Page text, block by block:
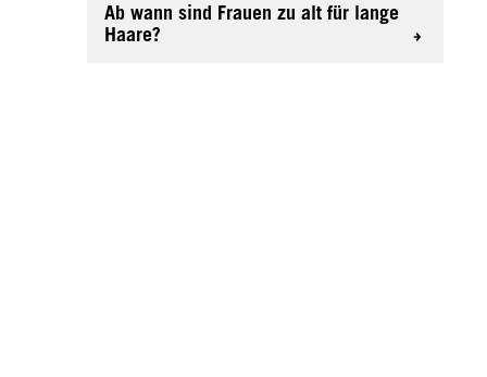
Ab wann sind Frauen zu alt für lange
Haare?